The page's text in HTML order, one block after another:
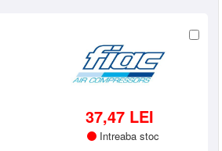
37,47 LEI
Intreaba stoc